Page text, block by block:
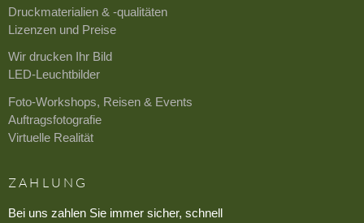
Druckmaterialien & -qualitäten
Lizenzen und Preise
Wir drucken Ihr Bild
LED-Leuchtbilder
Foto-Workshops, Reisen & Events
Auftragsfotografie
Virtuelle Realität
ZAHLUNG
Bei uns zahlen Sie immer sicher, schnell